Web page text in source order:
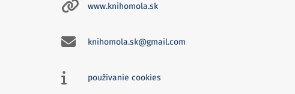
www.knihomola.sk
knihomola.sk@gmail.com
používanie cookies